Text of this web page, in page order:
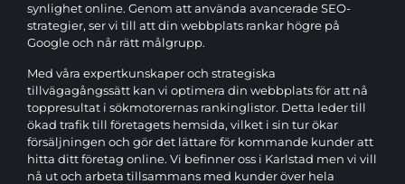
synlighet online. Genom att använda avancerade SEO-
strategier, ser vi till att din webbplats rankar högre på
Google och når rätt målgrupp.
Med våra expertkunskaper och strategiska
tillvägagångssätt kan vi optimera din webbplats för att nå
toppresultat i sökmotorernas rankinglistor. Detta leder till
ökad trafik till företagets hemsida, vilket i sin tur ökar
försäljningen och gör det lättare för kommande kunder att
hitta ditt företag online. Vi befinner oss i Karlstad men vi vill
nå ut och arbeta tillsammans med kunder över hela